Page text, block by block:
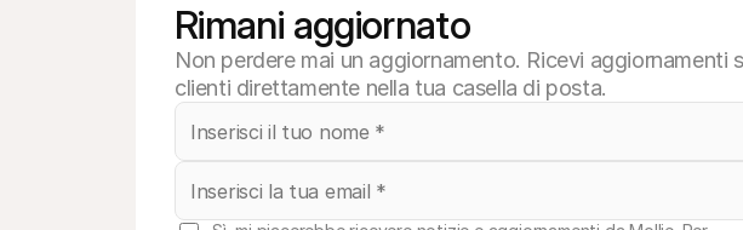
Rimani aggiornato
Non perdere mai un aggiornamento. Ricevi
clienti direttamente nella tua casella di posta.